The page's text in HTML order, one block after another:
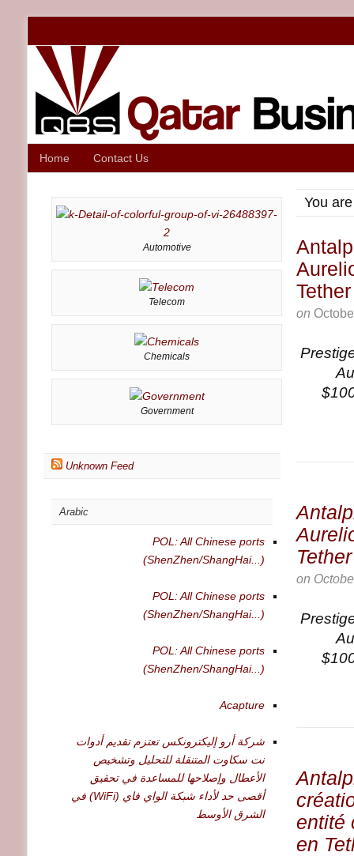
Home Contact Us
You
on
on
entité
en
Automotive
Telecom
Chemicals
Government
Unknown Feed
Arabic
POL: All Chinese ports
(ShenZhen/ShangHai...)
POL: All Chinese ports
(ShenZhen/ShangHai...)
POL: All Chinese ports
(ShenZhen/ShangHai...)
Acapture
شركة أرو إليكترونكس تعتزم تقديم أدوات
نت سكاوت المتنقلة للتحليل وتشخيص
الأعطال وإصلاحها للمساعدة في تحقيق
أقصى حد لأداء شبكة الواي فاي (WiFi) في
الشرق الأوسط